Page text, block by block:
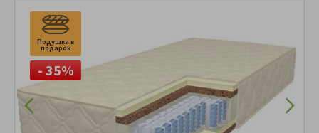
Подушка в
подарок
- 35%